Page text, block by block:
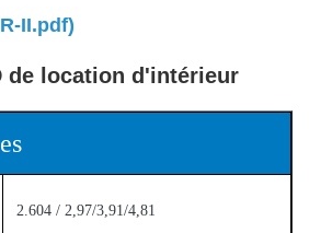
II.pdf)
de location d'intérieur
2.604 / 2,97/3,91/4,81